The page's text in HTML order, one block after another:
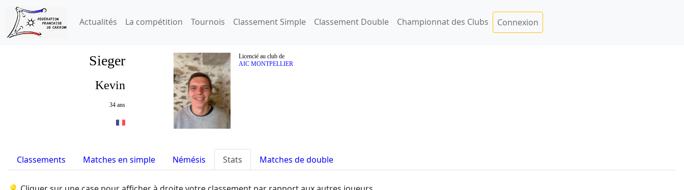
Actualités La compétition Tournois Classement Simple Classement Double Championnat des Clubs Connexion
Sieger
Licencié au club de
AIC MONTPELLIER
Kevin
34 ans
Classements Matches en simple Némésis Stats Matches de double